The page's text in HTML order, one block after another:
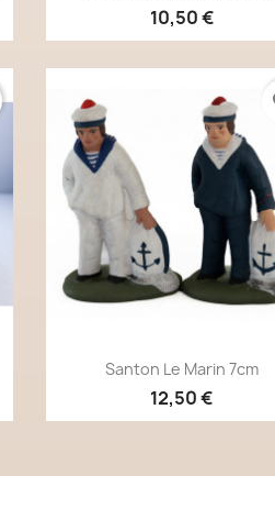
10,50 €
Aperçu rapide
Santon Le Marin 7cm
12,50 €